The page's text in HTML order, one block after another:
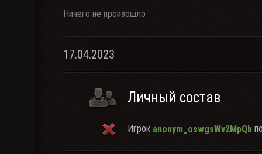
Ничего не произошло
17.04.2023
Личный состав
Игрок anonym_oswgsWv2MpQb